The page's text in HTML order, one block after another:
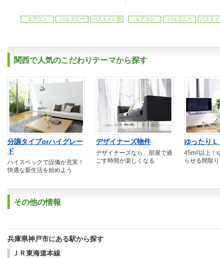
エアコン バルコニー バストイレ別 エアコン バルコニー バスト
関西で人気のこだわりテーマから探す
分譲タイプorハイグレー
ド
ハイスペックで設備が充実！
快適な新生活を始めよう
デザイナーズ物件
デザイナーズなら、部屋で過
ごす時間が楽しくなる
ゆったり
45m2 以上！
らせる間取り
その他の情報
兵庫県神戸市にある駅から探す
ＪＲ東海道本線